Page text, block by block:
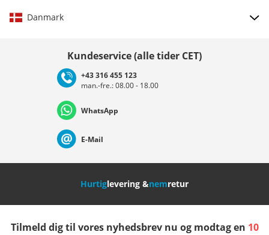
Danmark
Deutschland Österreich
Nederland Italia (Italiano) Italien (Deutsch)
Kundeservice (alle tider CET)
+43 316 455 123
man.-fre.: 08.00 - 18.00
WhatsApp
E-Mail
Hurtiglevering &nemretur
Tilmeld dig til vores nyhedsbrev nu og modtag en 10